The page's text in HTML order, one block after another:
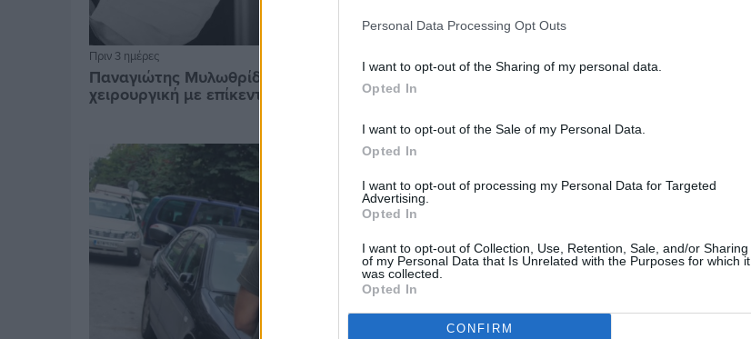
Personal Data Processing Opt Outs
I want to opt-out of the Sharing of my personal data.
Opted In
I want to opt-out of the Sale of my Personal Data.
Opted In
I want to opt-out of processing my Personal Data for Targeted
Advertising.
Opted In
I want to opt-out of Collection, Use, Retention, Sale, and/or Sharing
of my Personal Data that Is Unrelated with the Purposes for which it
was collected.
Opted In
CONFIRM
Πριν 3 ημέρες
Παναγιώτης Μυλωθρίδης: Η πλαστική
χειρουργική με επίκεντρο τον άνθρωπο
Ελαιοκομικό Μητρώο: Ξεκινά η